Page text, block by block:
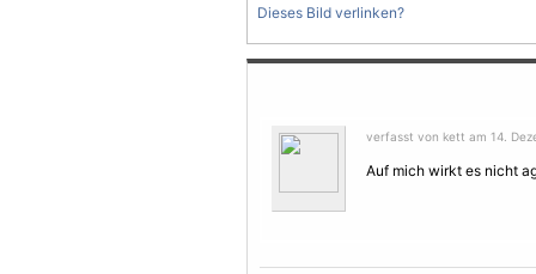
Dieses Bild verlinken?
verfasst von kett am 14.
Auf mich wirkt es nicht